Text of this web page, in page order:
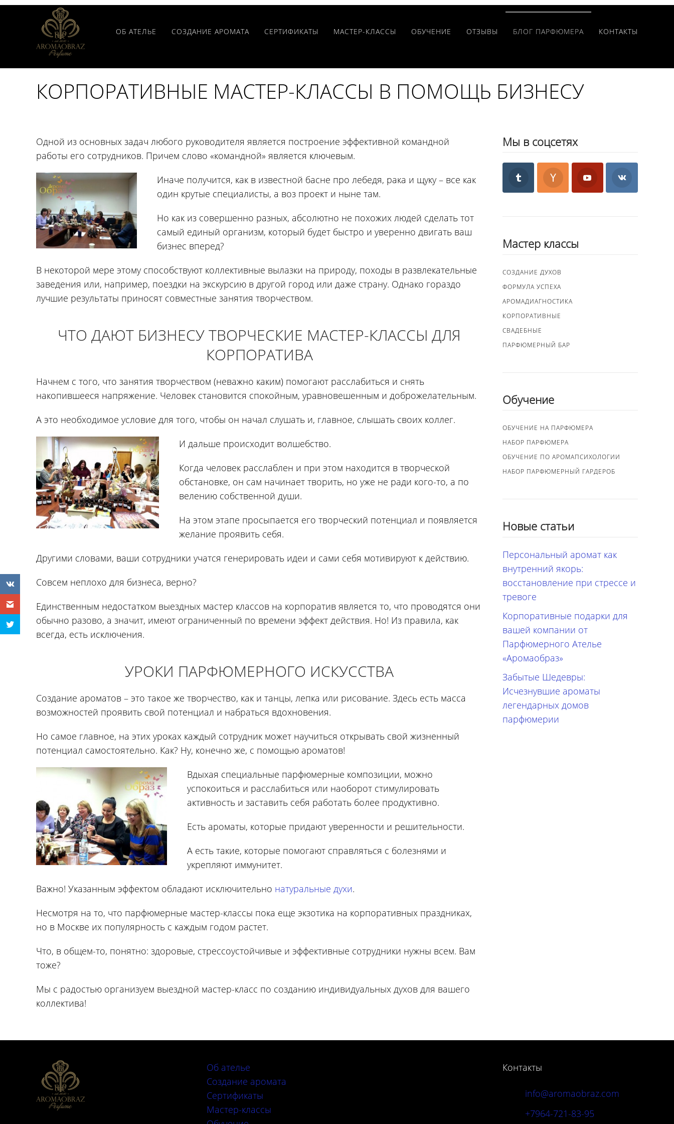
ОБ АТЕЛЬЕ СОЗДАНИЕ АРОМАТА CЕРТИФИКАТЫ МАСТЕР-КЛАССЫ ОБУЧЕНИЕ ОТЗЫВЫ БЛОГ ПАРФЮМЕРА КОНТАКТЫ
КОРПОРАТИВНЫЕ МАСТЕР-КЛАССЫ В ПОМОЩЬ БИЗНЕСУ
Одной из основных задач любого руководителя является построение эффективной командной
работы его сотрудников. Причем слово «командной» является ключевым.
Иначе получится, как в известной басне про лебедя, рака и щуку – все как
один крутые специалисты, а воз проект и ныне там.
Но как из совершенно разных, абсолютно не похожих людей сделать тот
самый единый организм, который будет быстро и уверенно двигать ваш
бизнес вперед?
В некоторой мере этому способствуют коллективные вылазки на природу, походы в развлекательные
заведения или, например, поездки на экскурсию в другой город или даже страну. Однако гораздо
лучшие результаты приносят совместные занятия творчеством.
ЧТО ДАЮТ БИЗНЕСУ ТВОРЧЕСКИЕ МАСТЕР-КЛАССЫ ДЛЯ
КОРПОРАТИВА
Начнем с того, что занятия творчеством (неважно каким) помогают расслабиться и снять
накопившееся напряжение. Человек становится спокойным, уравновешенным и доброжелательным.
А это необходимое условие для того, чтобы он начал слушать и, главное, слышать своих коллег.
И дальше происходит волшебство.
Когда человек расслаблен и при этом находится в творческой
обстановке, он сам начинает творить, но уже не ради кого-то, а по
велению собственной души.
На этом этапе просыпается его творческий потенциал и появляется
желание проявить себя.
Другими словами, ваши сотрудники учатся генерировать идеи и сами себя мотивируют к действию.
Совсем неплохо для бизнеса, верно?
Единственным недостатком выездных мастер классов на корпоратив является то, что проводятся они
обычно разово, а значит, имеют ограниченный по времени эффект действия. Но! Из правила, как
всегда, есть исключения.
УРОКИ ПАРФЮМЕРНОГО ИСКУССТВА
Создание ароматов – это такое же творчество, как и танцы, лепка или рисование. Здесь есть масса
возможностей проявить свой потенциал и набраться вдохновения.
Но самое главное, на этих уроках каждый сотрудник может научиться открывать свой жизненный
потенциал самостоятельно. Как? Ну, конечно же, с помощью ароматов!
Вдыхая специальные парфюмерные композиции, можно
успокоиться и расслабиться или наоборот стимулировать
активность и заставить себя работать более продуктивно.
Есть ароматы, которые придают уверенности и решительности.
А есть такие, которые помогают справляться с болезнями и
укрепляют иммунитет.
Важно! Указанным эффектом обладают исключительно натуральные духи.
Несмотря на то, что парфюмерные мастер-классы пока еще экзотика на корпоративных праздниках,
но в Москве их популярность с каждым годом растет.
Что, в общем-то, понятно: здоровые, стрессоустойчивые и эффективные сотрудники нужны всем. Вам
тоже?
Мы с радостью организуем выездной мастер-класс по созданию индивидуальных духов для вашего
коллектива!
Мы в соцсетях
Мастер классы
СОЗДАНИЕ ДУХОВ
ФОРМУЛА УСПЕХА
АРОМАДИАГНОСТИКА
КОРПОРАТИВНЫЕ
СВАДЕБНЫЕ
ПАРФЮМЕРНЫЙ БАР
Обучение
ОБУЧЕНИЕ НА ПАРФЮМЕРА
НАБОР ПАРФЮМЕРА
ОБУЧЕНИЕ ПО АРОМАПСИХОЛОГИИ
НАБОР ПАРФЮМЕРНЫЙ ГАРДЕРОБ
Новые статьи
Персональный аромат как
внутренний якорь:
восстановление при стрессе и
тревоге
Корпоративные подарки для
вашей компании от
Парфюмерного Ателье
«Аромаобраз»
Забытые Шедевры:
Исчезнувшие ароматы
легендарных домов
парфюмерии
Об ателье
Создание аромата
Сертификаты
Мастер-классы
Контакты
info@aromaobraz.com
+7964-721-83-95